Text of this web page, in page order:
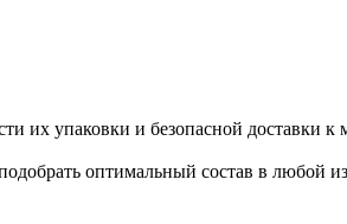
их упаковки и безопасной доставки к
оптимальный состав в любой